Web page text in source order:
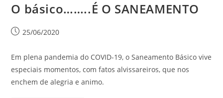
O básico……..É O SANEAMENTO
25/06/2020
Em plena pandemia do COVID-19, o Saneamento Básico vive
especiais momentos, com fatos alvissareiros, que nos
enchem de alegria e animo.